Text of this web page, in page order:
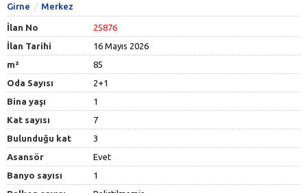
Girne Merkez
İlan No
25876
İlan Tarihi
16 Mayıs 2026
m²
85
Oda Sayısı
2+1
Bina yaşı
1
Kat sayısı
7
Bulunduğu kat
3
Asansör
Evet
Banyo sayısı
1